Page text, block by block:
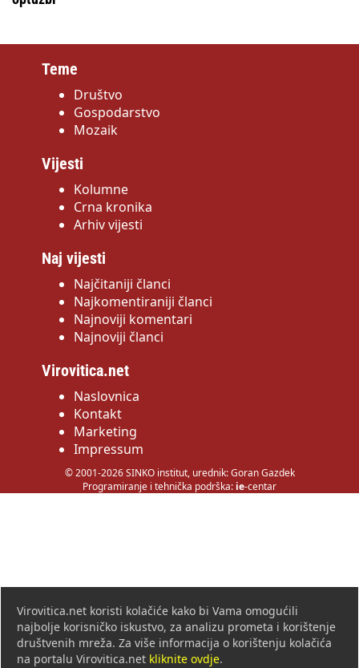
Teme
Društvo
Gospodarstvo
Mozaik
Vijesti
Kolumne
Crna kronika
Arhiv vijesti
Naj vijesti
Najčitaniji članci
Najkomentiraniji članci
Najnoviji komentari
Najnoviji članci
Virovitica.net
Naslovnica
Kontakt
Marketing
Impressum
© 2001-2026 SINKO institut, urednik: Goran Gazdek
Programiranje i tehnička podrška: ie-centar
Virovitica.net koristi kolačiće kako bi Vama omogućili
najbolje korisničko iskustvo, za analizu prometa i korištenje
društvenih mreža. Za više informacija o korištenju kolačića
na portalu Virovitica.net kliknite ovdje.